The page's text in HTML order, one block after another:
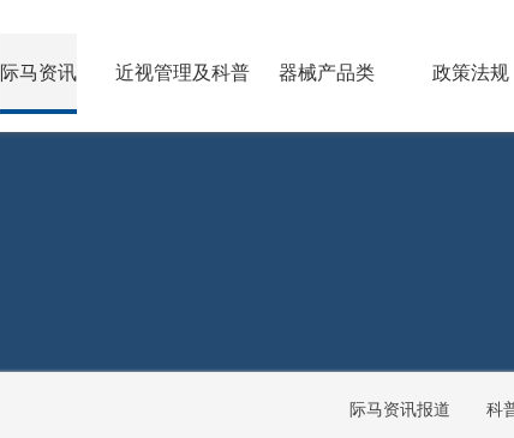
际马资讯 近视管理及科普 器械产品类 政策法规
际马资讯报道 科